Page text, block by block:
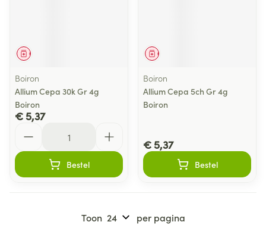
Geneesmiddel
Boiron
Allium Cepa 30k Gr 4g
Boiron
€ 5,37
Bestel
Geneesmiddel
Boiron
Allium Cepa 5ch Gr 4g
Boiron
€ 5,37
Bestel
Toon per pagina